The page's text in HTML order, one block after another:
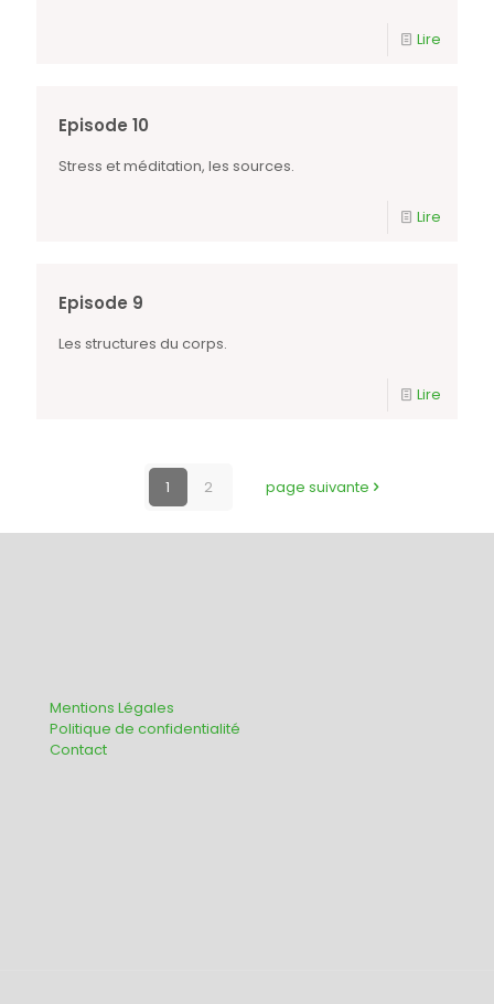
Lire
Episode 10
Stress et méditation, les sources.
Lire
Episode 9
Les structures du corps.
Lire
1 2 page suivante
Mentions Légales
Politique de confidentialité
Contact